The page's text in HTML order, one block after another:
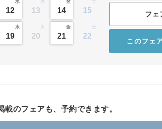
水
12
木
13
金
14
土
15
水
19
木
20
金
21
土
22
フェ
このフェ
のフェアも、予約できます。